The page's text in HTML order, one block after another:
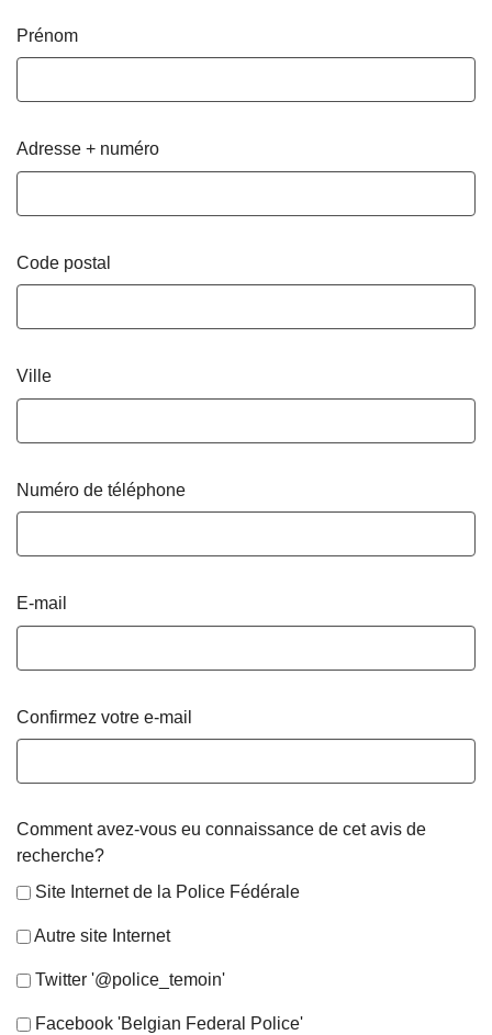
Prénom
Adresse + numéro
Code postal
Ville
Numéro de téléphone
E-mail
Confirmez votre e-mail
Comment avez-vous eu connaissance de cet avis de
recherche?
Site Internet de la Police Fédérale
Autre site Internet
Twitter '@police_temoin'
Facebook 'Belgian Federal Police'